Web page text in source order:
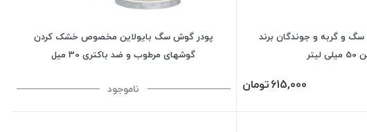
و گربه و جوندگان برند
615,000تومان
پودر گوش سگ بایولاین مخصوص خشک کردن
گوشهای مرطوب و ضد باکتری 30 میل
ناموجود